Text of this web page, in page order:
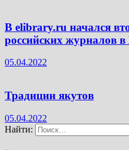
В elibrary.ru начался
российских журналов в
05.04.2022
Традиции якутов
05.04.2022
Найти: